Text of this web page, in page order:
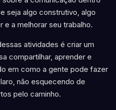
seja algo construtivo, algo
a melhorar seu trabalho.
atividades é criar um
compartilhar, aprender e
em como a gente pode fazer
não esquecendo de
pelo caminho.